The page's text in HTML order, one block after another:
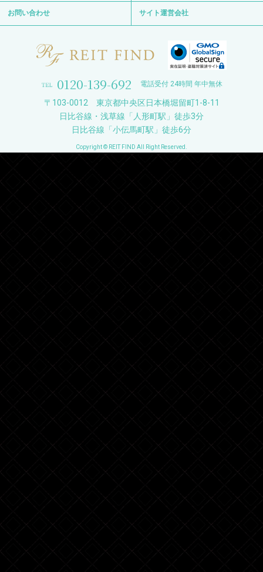
お問い合わせ サイト運営会社
0120-139-692 電話受付 24時間 年中無休
〒103-0012 東京都中央区日本橋堀留町1-8-11
日比谷線・浅草線「人形町駅」徒歩3分
日比谷線「小伝馬町駅」徒歩6分
Copyright © REIT FIND All Right Reserved.